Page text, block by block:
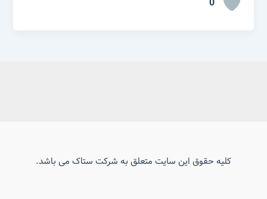
کلیه حقوق این سایت متعلق به شرکت ستاک می باشد.